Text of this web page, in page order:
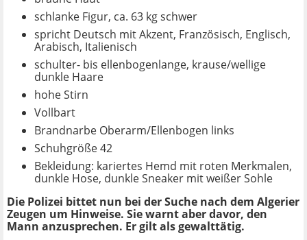
schlanke Figur, ca. 63 kg schwer
spricht Deutsch mit Akzent, Französisch, Englisch,
Arabisch, Italienisch
schulter- bis ellenbogenlange, krause/wellige
dunkle Haare
hohe Stirn
Vollbart
Brandnarbe Oberarm/Ellenbogen links
Schuhgröße 42
Bekleidung: kariertes Hemd mit roten Merkmalen,
dunkle Hose, dunkle Sneaker mit weißer Sohle
Die Polizei bittet nun bei der Suche nach dem Algerier
Zeugen um Hinweise. Sie warnt aber davor, den
Mann anzusprechen. Er gilt als gewalttätig.